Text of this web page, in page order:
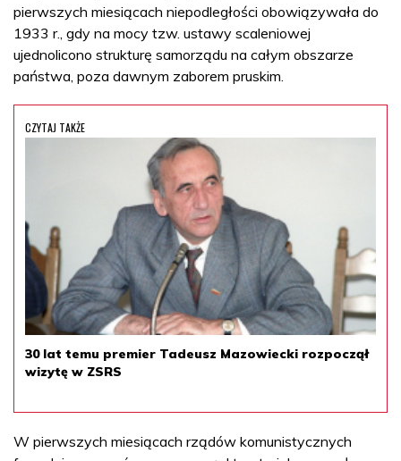
pierwszych miesiącach niepodległości obowiązywała do
1933 r., gdy na mocy tzw. ustawy scaleniowej
ujednolicono strukturę samorządu na całym obszarze
państwa, poza dawnym zaborem pruskim.
CZYTAJ TAKŻE
30 lat temu premier Tadeusz Mazowiecki rozpoczął
wizytę w ZSRS
W pierwszych miesiącach rządów komunistycznych